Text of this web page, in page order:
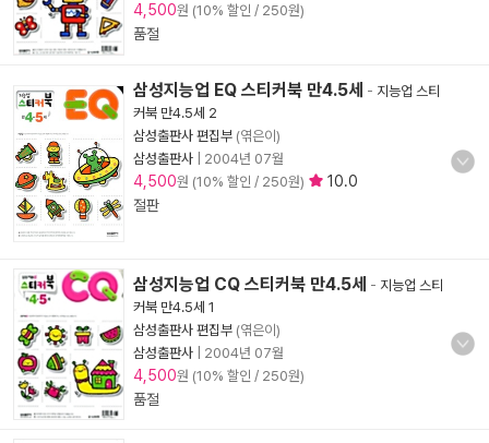
4,500원 (10% 할인 / 250원)
품절
삼성지능업 EQ 스티커북 만4.5세 - 지능업 스티
커북 만4.5세 2
삼성출판사 편집부 (엮은이)
삼성출판사
2004년 07월
4,500원 (10% 할인 / 250원)
10.0
절판
삼성지능업 CQ 스티커북 만4.5세 - 지능업 스티
커북 만4.5세 1
삼성출판사 편집부 (엮은이)
삼성출판사
2004년 07월
4,500원 (10% 할인 / 250원)
품절